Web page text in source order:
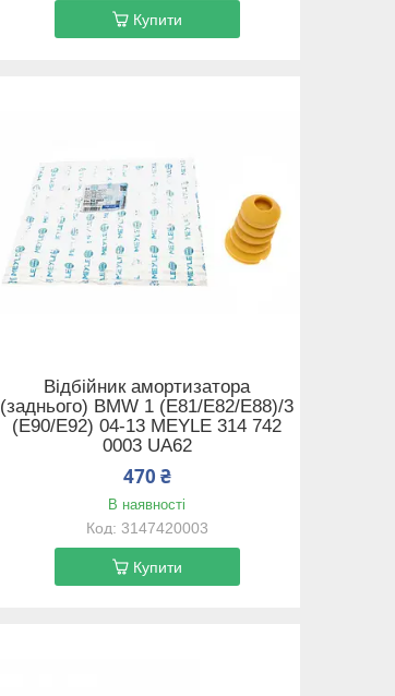
Купити
Відбійник амортизатора
(заднього) BMW 1 (E81/E82/E88)/3
(E90/E92) 04-13 MEYLE 314 742
0003 UA62
470 ₴
В наявності
3147420003
Купити